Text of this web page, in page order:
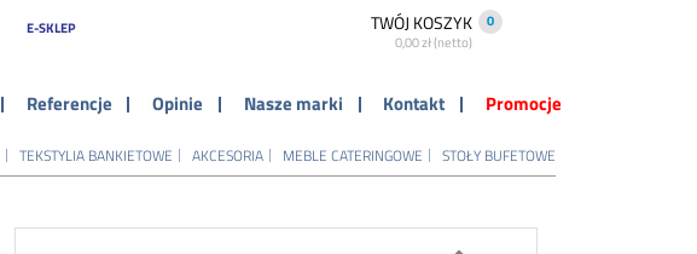
E-SKLEP TWÓJ KOSZYK
0
0,00 zł (netto)
Referencje Opinie Nasze marki Kontakt Promocje
TEKSTYLIA BANKIETOWE AKCESORIA MEBLE CATERINGOWE STOŁY BUFETOWE